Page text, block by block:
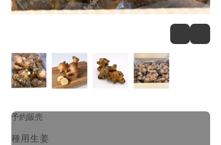
予約販売
種用生姜